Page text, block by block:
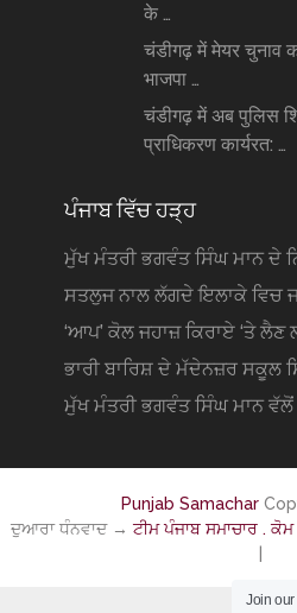
के …
चंडीगढ़ में मेयर चुनाव
भाजपा …
चंडीगढ़ में अब पुलिस
प्राधिकरण कार्यरत: …
ਪੰਜਾਬ ਵਿੱਚ ਹੜ੍ਹ
ਮੁੱਖ ਮੰਤਰੀ ਭਗਵੰਤ ਸਿੰਘ ਮਾਨ ਦੇ
ਸਤਲੁਜ ਨਾਲ ਲੱਗਦੇ ਇਲਾਕੇ ਵਿਚ
‘ਆਪ’ ਕੋਲ ਜਹਾਜ਼ ਕਿਰਾਏ ‘ਤੇ ਲੈਣ
ਭਾਰੀ ਬਾਰਿਸ਼ ਦੇ ਮੱਦੇਨਜ਼ਰ ਸਕੂਲ
ਮੁੱਖ ਮੰਤਰੀ ਭਗਵੰਤ ਸਿੰਘ ਮਾਨ ਵੱਲੋਂ
Punjab Samachar
ਦੁਆਰਾ ਧੰਨਵਾਦ → ਟੀਮ ਪੰਜਾਬ ਸਮਾਚਾਰ . ਕੋਮ|
Join our